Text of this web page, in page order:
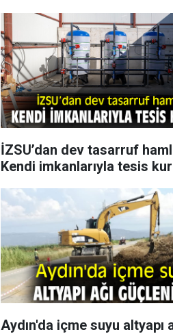
İZSU’dan dev tasarruf
Kendi imkanlarıyla tesis
Aydın'da içme suyu altyapı